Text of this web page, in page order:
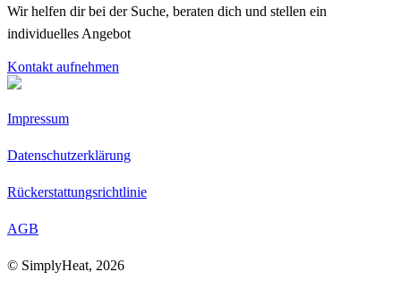
Wir helfen dir bei der Suche, beraten dich und stellen ein
individuelles Angebot
Kontakt aufnehmen
Impressum
Datenschutzerklärung
Rückerstattungsrichtlinie
AGB
© SimplyHeat, 2026